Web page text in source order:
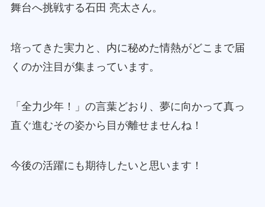
舞台へ挑戦する石田 亮太さん。
培ってきた実力と、内に秘めた情熱がどこまで届
くのか注目が集まっています。
「全力少年！」の言葉どおり、夢に向かって真っ
直ぐ進むその姿から目が離せませんね！
今後の活躍にも期待したいと思います！